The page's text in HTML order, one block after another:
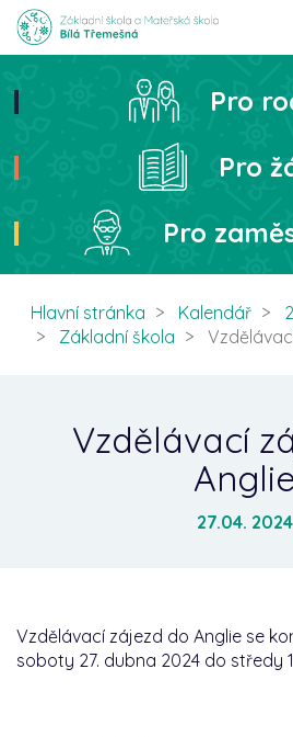
Hledat
Pro
Pro
Pro
Hlavní stránka Kalendář
Základní škola
Vzdělávací
Anglie
27.04. 2024
Vzdělávací zájezd do Anglie se
soboty 27. dubna 2024 do středy